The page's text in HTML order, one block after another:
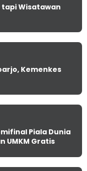
Wisatawan
Kemenkes
Piala Dunia
UMKM Gratis